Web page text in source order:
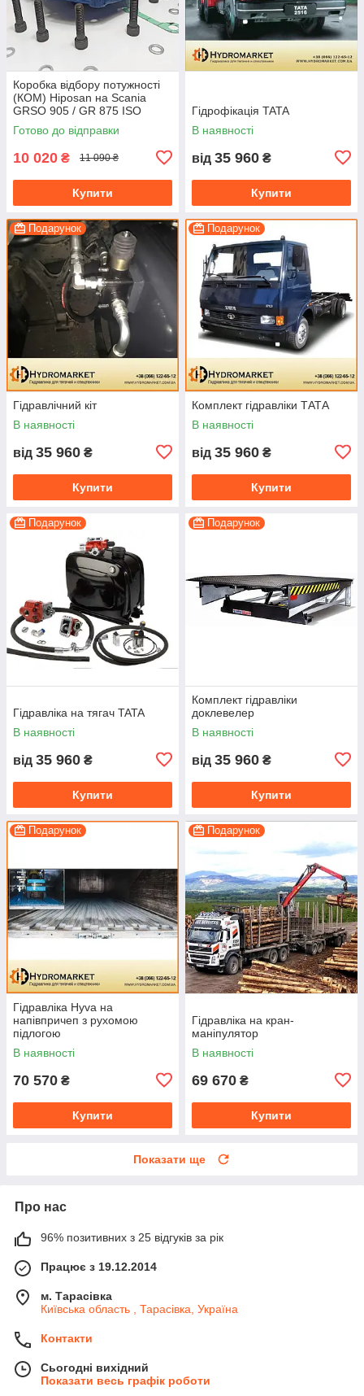
Коробка відбору потужності
(КОМ) Hiposan на Scania
GRSO 905 / GR 875 ISO
(пневматична)
Готово до відправки
10 020 ₴ 11 090 ₴
Купити
Гідрофікація TATA
В наявності
від 35 960 ₴
Купити
Подарунок
Гідравлічний кіт
В наявності
від 35 960 ₴
Купити
Подарунок
Комплект гідравліки ТАТА
В наявності
від 35 960 ₴
Купити
Подарунок
Гідравліка на тягач TATA
В наявності
від 35 960 ₴
Купити
Подарунок
Комплект гідравліки
доклевелер
В наявності
від 35 960 ₴
Купити
Подарунок
Гідравліка Hyva на
напівпричеп з рухомою
підлогою
В наявності
70 570 ₴
Купити
Подарунок
Гідравліка на кран-
маніпулятор
В наявності
69 670 ₴
Купити
Показати ще
Про нас
96% позитивних з 25 відгуків за рік
Працює з 19.12.2014
м. Тарасівка
Київська область , Тарасівка, Україна
Контакти
Сьогодні вихідний
Показати весь графік роботи